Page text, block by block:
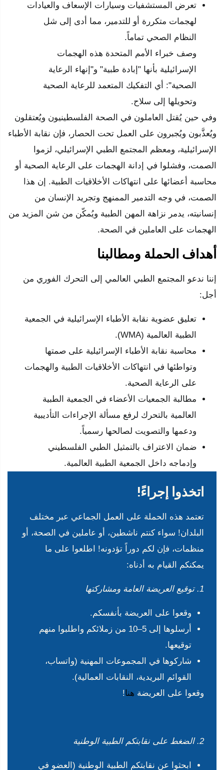
تعرض المستشفيات وسيارات الإسعاف والعيادات
لهجمات متكررة أو للتدمير، مما أدى إلى شل
النظام الصحي تماماً.
وصف خبراء الأمم المتحدة هذه الهجمات
الإسرائيلية بأنها "إبادة طبية" و"إنهاء الرعاية
الصحية": أي التفكيك المتعمد للرعاية الصحية
وتحويلها إلى سلاح.
وفي حين يُقتل العاملون في الصحة الفلسطينيون ويُعتقلون
ويُعذَّبون ويُجبرون على العمل تحت الحصار، فإن نقابة الأطباء
الإسرائيلية، ومعظم المجتمع الطبي الإسرائيلي، لزموا
الصمت، وفشلوا في إدانة الهجمات على الرعاية الصحية أو
محاسبة أعضائها على انتهاكات الأخلاقيات الطبية. إن هذا
الصمت، في وجه التدمير الممنهج وتجريد الإنسان من
إنسانيته، يدمر نزاهة المهن الطبية ويُمكّن من شن المزيد من
الهجمات على العاملين في الصحة.
أهداف الحملة ومطالبنا
إننا ندعو المجتمع الطبي العالمي إلى التحرك الفوري من
أجل:
تعليق عضوية نقابة الأطباء الإسرائيلية في الجمعية
الطبية العالمية (WMA).
محاسبة نقابة الأطباء الإسرائيلية على صمتها
وتواطئها في انتهاكات الأخلاقيات الطبية والهجمات
على الرعاية الصحية.
مطالبة الجمعيات الأعضاء في الجمعية الطبية
العالمية بالتحرك لرفع مسألة الإجراءات التأديبية
ودعمها والتصويت لصالحها رسمياً.
ضمان الاعتراف بالتمثيل الطبي الفلسطيني
وإدماجه داخل الجمعية الطبية العالمية.
اتخذوا إجراءً!
تعتمد هذه الحملة على العمل الجماعي عبر مختلف
البلدان! سواء كنتم ناشطين، أو عاملين في الصحة، أو
منظمات، فإن لكم دوراً تؤدونه! اطلعوا على ما
يمكنكم القيام به أدناه:
1. توقيع العريضة العامة ومشاركتها
وقعوا على العريضة بأنفسكم.
أرسلوها إلى 5–10 من زملائكم واطلبوا منهم
توقيعها.
شاركوها في المجموعات المهنية (واتساب،
القوائم البريدية، النقابات العمالية).
وقعوا على العريضة هنا!
2. الضغط على نقابتكم الطبية الوطنية
ابحثوا عن نقابتكم الطبية الوطنية (العضو في